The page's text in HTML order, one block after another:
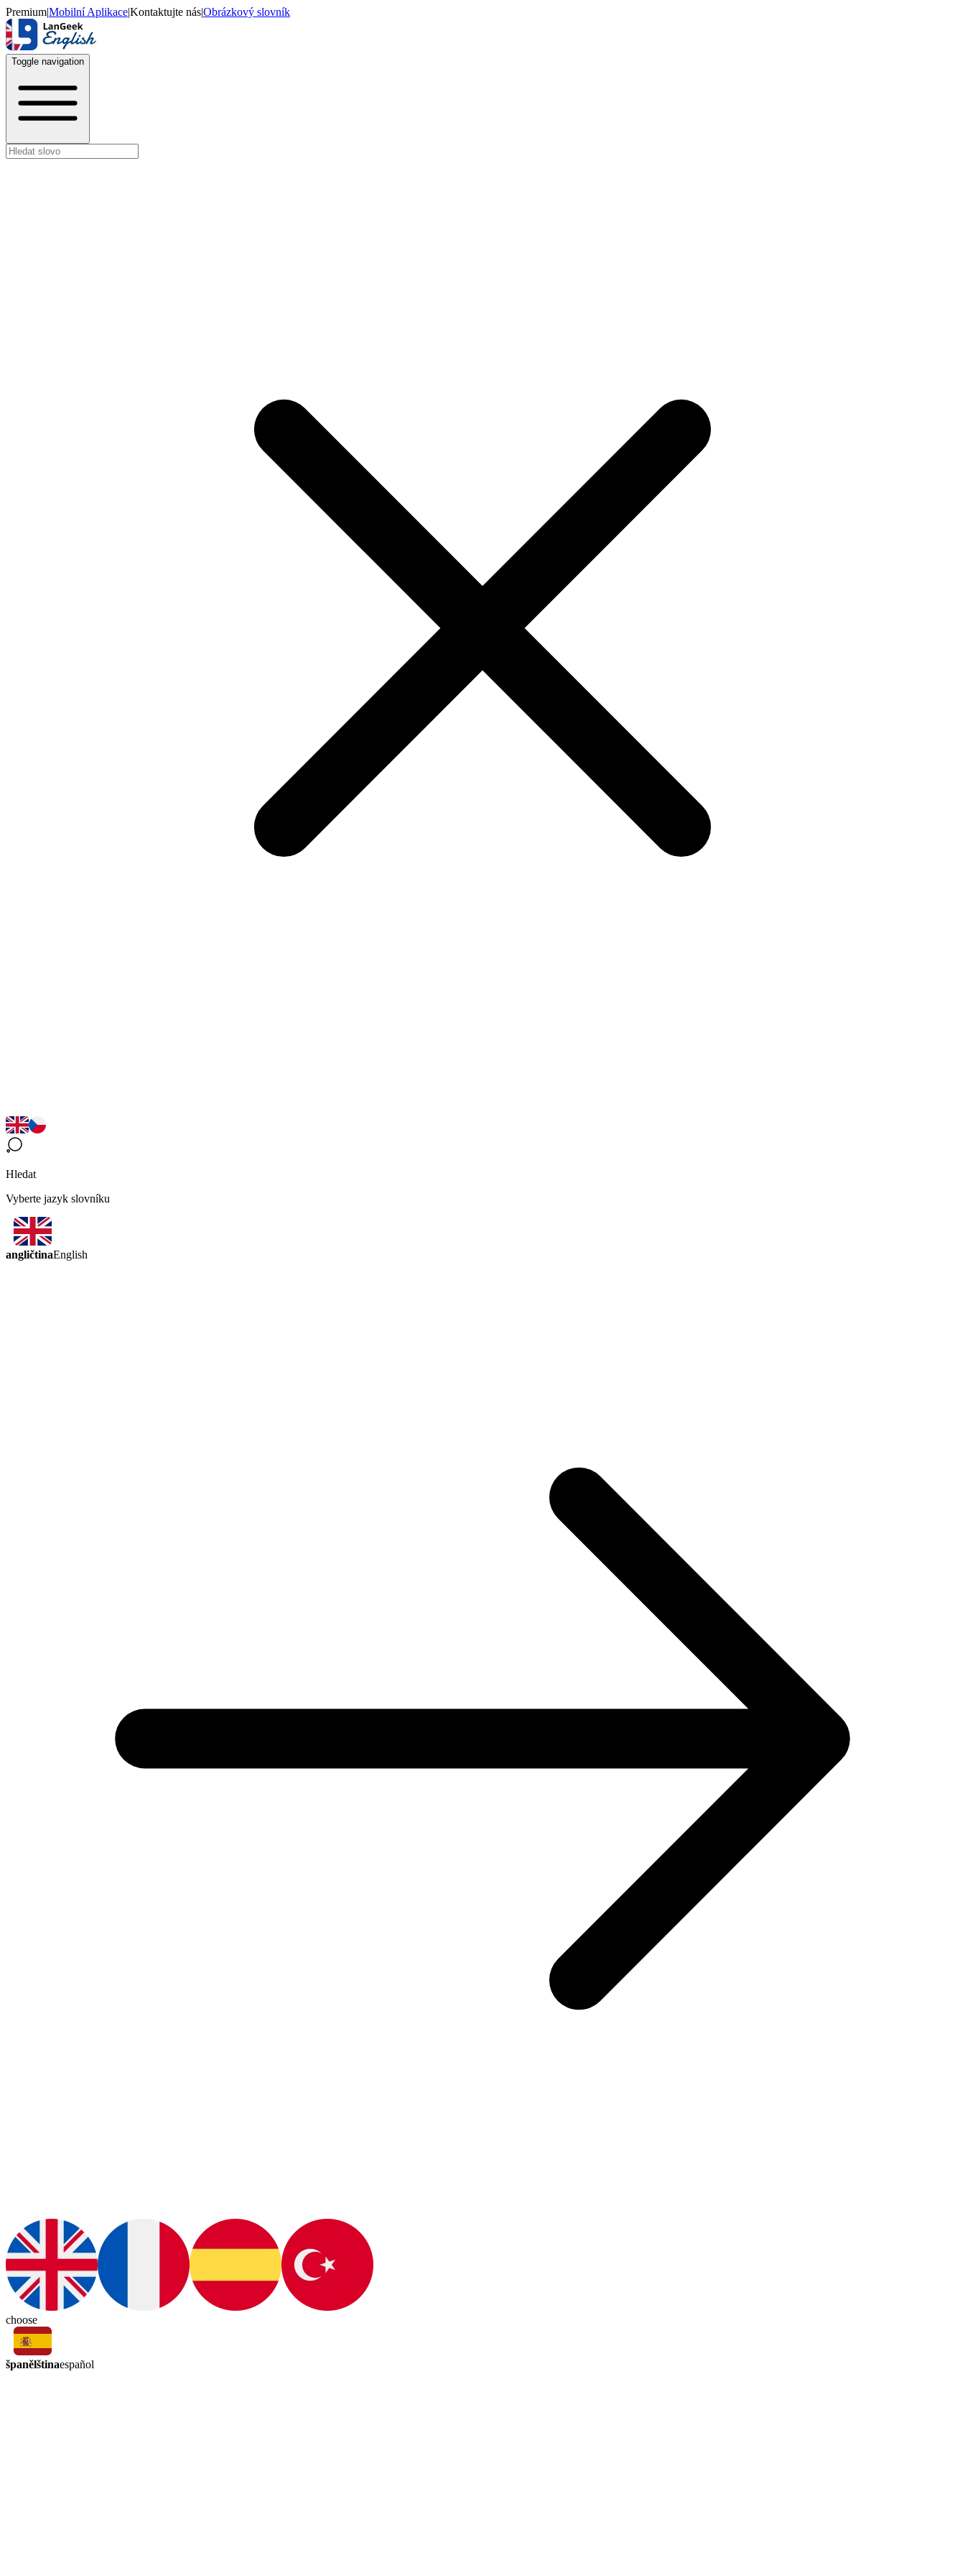
Premium|Mobilní Aplikace|Kontaktujte nás|Obrázkový slovník
Toggle navigation
Hledat
Vyberte jazyk slovníku
angličtinaEnglish
choose
španělštinaespañol